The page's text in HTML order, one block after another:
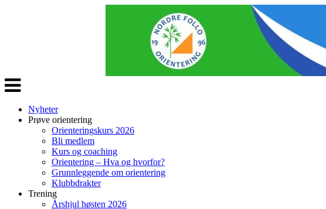
Veksle
navigasjon
Nyheter
Prøve orientering
Orienteringskurs 2026
Bli medlem
Kurs og coaching
Orientering – Hva og hvorfor?
Grunnleggende om orientering
Klubbdrakter
Trening
Årshjul høsten 2026